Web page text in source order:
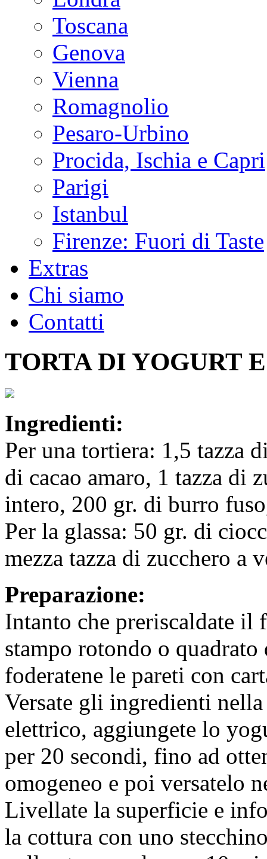
Toscana
Genova
Vienna
Romagnolio
Pesaro-Urbino
Procida, Ischia e Capri
Parigi
Istanbul
Firenze: Fuori di Taste
Extras
Chi siamo
Contatti
TORTA DI YOGURT
Ingredienti:
Per una tortiera: 1,5 tazza
di cacao amaro, 1 tazza di
intero, 200 gr. di burro
Per la glassa: 50 gr. di
mezza tazza di zucchero a
Preparazione:
Intanto che preriscaldate il
stampo rotondo o
foderatene le pareti con
Versate gli ingredienti
elettrico, aggiungete lo
per 20 secondi, fino ad
omogeneo e poi versatelo
Livellate la superficie e
la cottura con uno